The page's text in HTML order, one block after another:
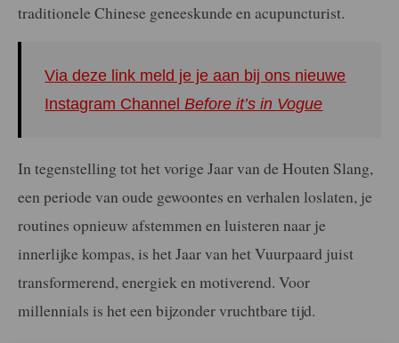
traditionele Chinese geneeskunde en acupuncturist.
Via deze link meld je je aan bij ons nieuwe
Instagram ChannelBefore it’s in Vogue
In tegenstelling tot het vorige Jaar van de Houten Slang,
een periode van oude gewoontes en verhalen loslaten, je
routines opnieuw afstemmen en luisteren naar je
innerlijke kompas, is het Jaar van het Vuurpaard juist
transformerend, energiek en motiverend. Voor
millennials is het een bijzonder vruchtbare tijd.